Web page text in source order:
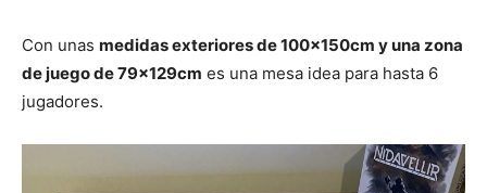
Con unas medidas exteriores de 100x150cm y una zona
de juego de 79x129cm es una mesa idea para hasta 6
jugadores.